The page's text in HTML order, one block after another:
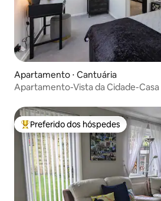
Apartamento ⋅ Cantuária
Apartamento-Vista da Cidade-
Entre os melhores preferidos dos
Preferido dos hóspedes